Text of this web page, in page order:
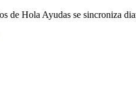
de Hola Ayudas se sincroniza